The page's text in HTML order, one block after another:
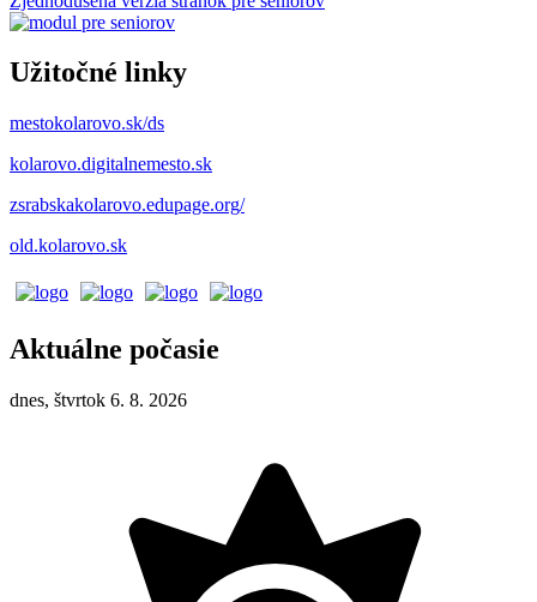
Užitočné linky
mestokolarovo.sk/ds
kolarovo.digitalnemesto.sk
zsrabskakolarovo.edupage.org/
old.kolarovo.sk
Aktuálne počasie
dnes, štvrtok 6. 8. 2026